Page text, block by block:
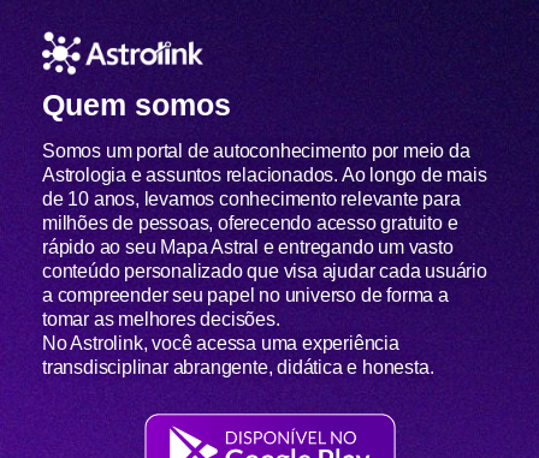
Quem somos
Somos um portal de autoconhecimento por meio da
Astrologia e assuntos relacionados. Ao longo de mais
de 10 anos, levamos conhecimento relevante para
milhões de pessoas, oferecendo acesso gratuito e
rápido ao seu Mapa Astral e entregando um vasto
conteúdo personalizado que visa ajudar cada usuário
a compreender seu papel no universo de forma a
tomar as melhores decisões.
No Astrolink, você acessa uma experiência
transdisciplinar abrangente, didática e honesta.